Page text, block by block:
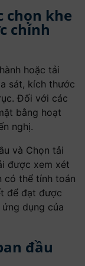
chọn khe
chính
hoặc tải
sát, kích thước
Đối với các
bằng hoạt
nghị.
và Chọn tải
được xem xét
có thể tính toán
để đạt được
dụng của
đầu